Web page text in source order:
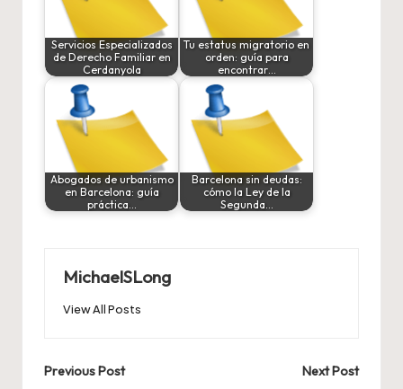
Servicios Especializados
de Derecho Familiar en
Cerdanyola
Tu estatus migratorio en
orden: guía para
encontrar…
Abogados de urbanismo
en Barcelona: guía
práctica…
Barcelona sin deudas:
cómo la Ley de la
Segunda…
MichaelSLong
View All Posts
Post
Previous Post Next Post